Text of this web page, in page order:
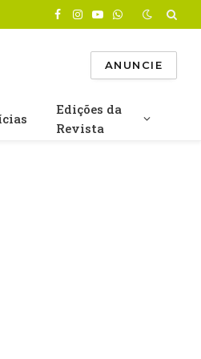
Facebook
Instagram
YouTube
WhatsApp
ANUNCIE
Edições da
Revista